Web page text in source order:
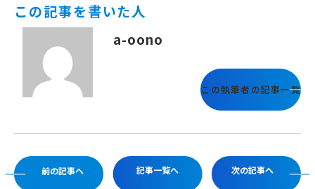
この記事を書いた人
a-oono
この執筆者の記事一覧
前の記事へ 記事一覧へ 次の記事へ